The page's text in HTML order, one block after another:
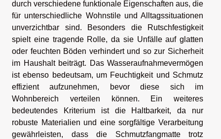
durch verschiedene funktionale Eigenschaften aus, die
für unterschiedliche Wohnstile und Alltagssituationen
unverzichtbar sind. Besonders die Rutschfestigkeit
spielt eine tragende Rolle, da sie Unfälle auf glatten
oder feuchten Böden verhindert und so zur Sicherheit
im Haushalt beiträgt. Das Wasseraufnahmevermögen
ist ebenso bedeutsam, um Feuchtigkeit und Schmutz
effizient aufzunehmen, bevor diese sich im
Wohnbereich verteilen können. Ein weiteres
bedeutendes Kriterium ist die Haltbarkeit, da nur
robuste Materialien und eine sorgfältige Verarbeitung
gewährleisten, dass die Schmutzfangmatte trotz